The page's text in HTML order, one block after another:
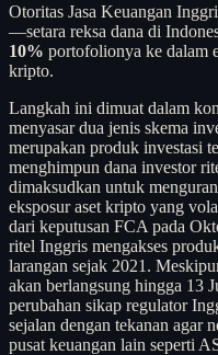
Otoritas Jasa Keuangan
—setara reksa dana di
10% portofolionya ke dalam
kripto.
Langkah ini dimuat dalam
menyasar dua jenis skema
merupakan produk investasi
menghimpun dana investor
dimaksudkan untuk
eksposur aset kripto yang
dari keputusan FCA pada
ritel Inggris mengakses
larangan sejak 2021.
akan berlangsung hingga 13
perubahan sikap regulator
sejalan dengan tekanan agar
pusat keuangan lain seperti